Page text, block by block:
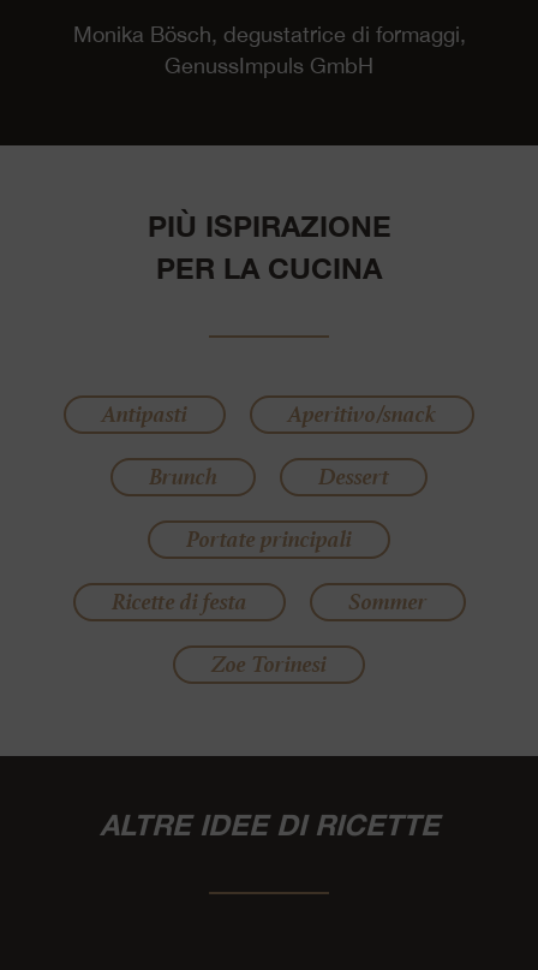
Monika Bösch, degustatrice di formaggi,
GenussImpuls GmbH
PIÙ ISPIRAZIONE
PER LA CUCINA
Antipasti
Aperitivo/snack
Brunch
Dessert
Portate principali
Ricette di festa
Sommer
Zoe Torinesi
ALTRE IDEE DI RICETTE